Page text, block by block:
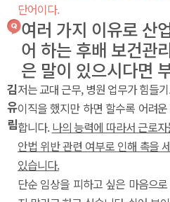
단어이다.
여러 가지 이유로 산
어 하는 후배 보건관
은 말이 있으시다면
김
유
림
저는 교대 근무, 병원 업무가 힘들
이직을 했지만 하면 할수록 어려
합니다.나의 능력에 따라서 근로
안법 위반 관련 여부로 인해 촉을
있습니다.
단순 임상을 피하고 싶은 마음으